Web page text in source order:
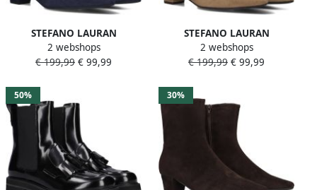
STEFANO LAURAN
Enkellaarsjes Dames 010-
292 Maat: 38 Materiaal:
2 webshops
€ 199,99 € 99,99
STEFANO LAURAN
Enkellaarsjes Dames 010-
292 Maat: 41 Materiaal:
2 webshops
€ 199,99 € 99,99
50% 30%